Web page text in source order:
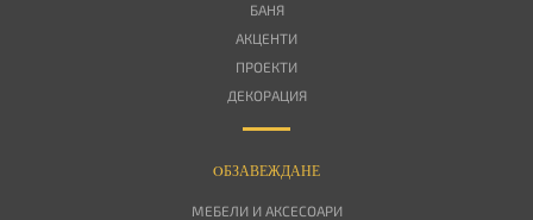
БАНЯ
АКЦЕНТИ
ПРОЕКТИ
ДЕКОРАЦИЯ
OБЗАВЕЖДАНЕ
МЕБЕЛИ И АКСЕСОАРИ